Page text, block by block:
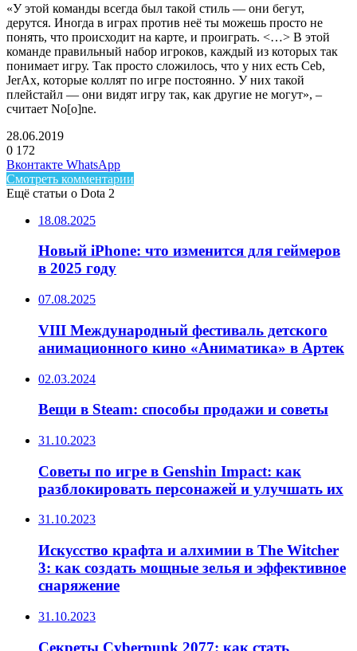
«У этой команды всегда был такой стиль — они бегут,
дерутся. Иногда в играх против неё ты можешь просто не
понять, что происходит на карте, и проиграть. <…> В этой
команде правильный набор игроков, каждый из которых так
понимает игру. Так просто сложилось, что у них есть Ceb,
JerAx, которые коллят по игре постоянно. У них такой
плейстайл — они видят игру так, как другие не могут», –
считает No[o]ne.
28.06.2019
0 172
Facebook
Twitter
LinkedIn
Вконтакте WhatsAppTelegram
Смотреть комментарии
Ещё статьи о Dota 2
18.08.2025
Новый iPhone: что изменится для геймеров
в 2025 году
07.08.2025
VIII Международный фестиваль детского
анимационного кино «Аниматика» в Артек
02.03.2024
Вещи в Steam: способы продажи и советы
31.10.2023
Советы по игре в Genshin Impact: как
разблокировать персонажей и улучшать их
31.10.2023
Искусство крафта и алхимии в The Witcher
3: как создать мощные зелья и эффективное
снаряжение
31.10.2023
Секреты Cyberpunk 2077: как стать